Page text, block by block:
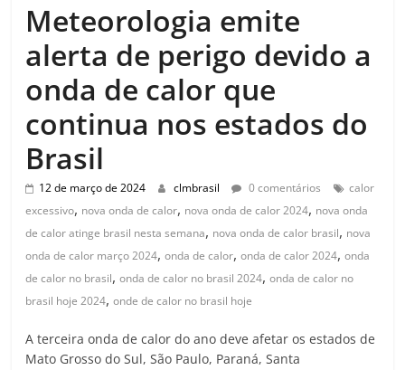
Meteorologia emite
alerta de perigo devido a
onda de calor que
continua nos estados do
Brasil
12 de março de 2024 clmbrasil 0 comentários
calor
excessivo, nova onda de calor, nova onda de calor 2024, nova onda
de calor atinge brasil nesta semana, nova onda de calor brasil, nova
onda de calor março 2024,onda de calor,onda de calor 2024,onda
de calor no brasil,onda de calor no brasil 2024,onda de calor no
brasil hoje 2024,onde de calor no brasil hoje
A terceira onda de calor do ano deve afetar os estados de
Mato Grosso do Sul, São Paulo, Paraná, Santa